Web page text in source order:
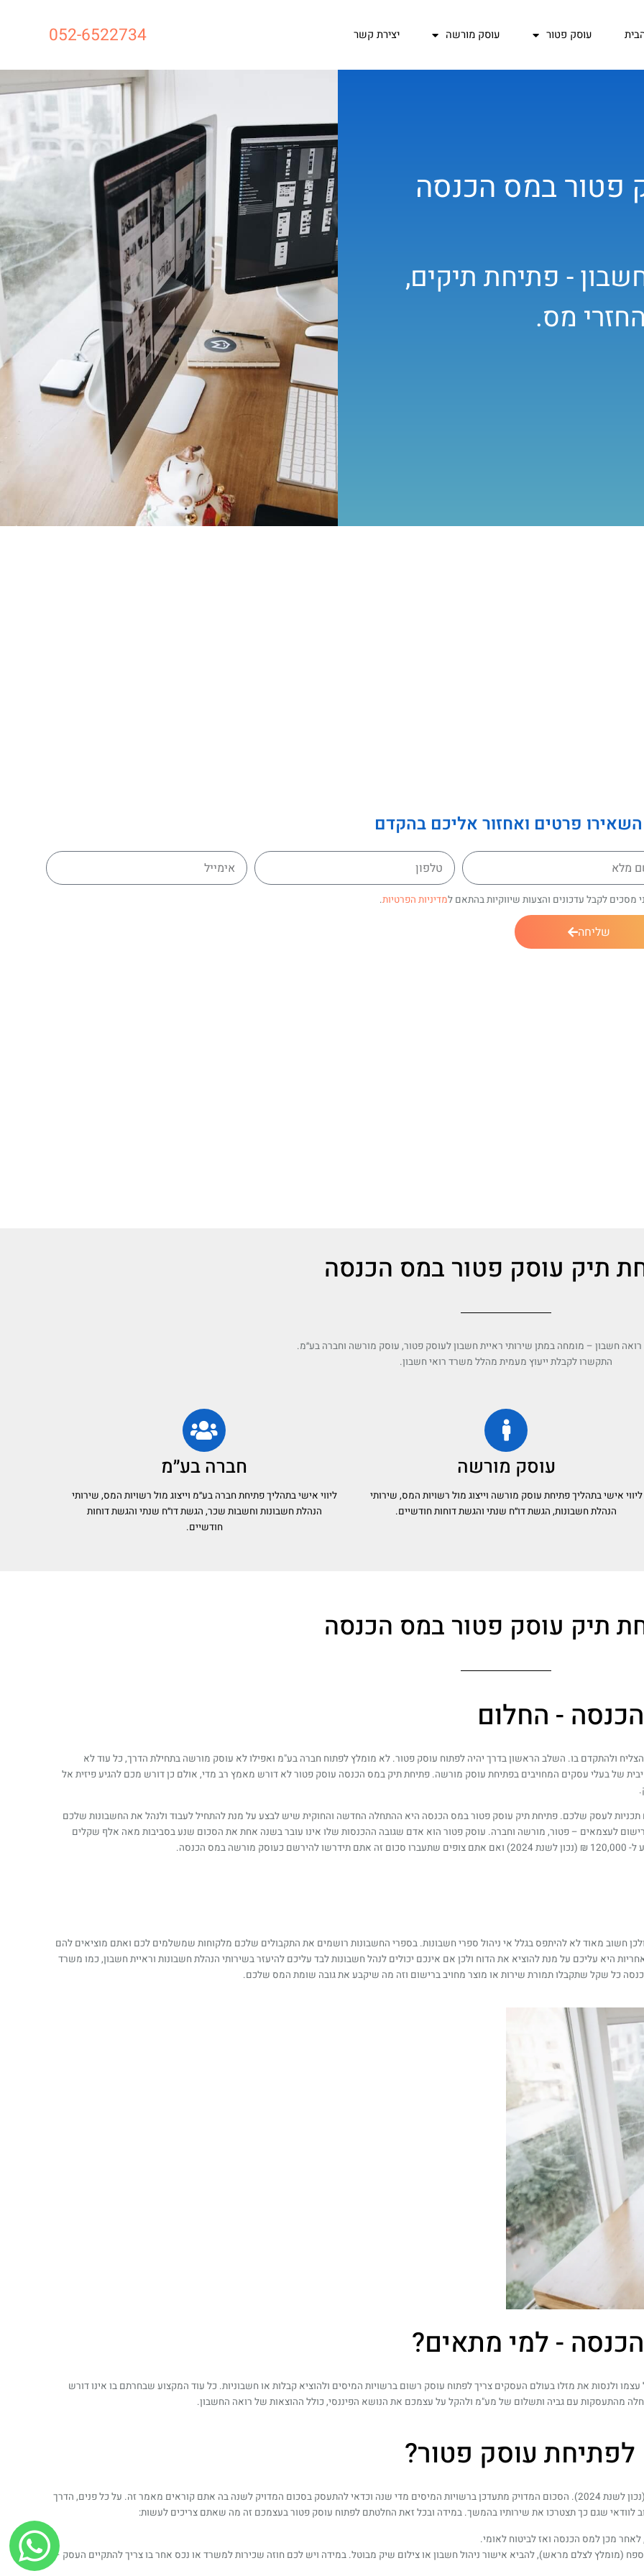
עוסק פטור עוסק מורשה יצירת קשר 052-6522734
פטור במס הכנסה
- פתיחת תיקים,
מס.
פרטים ואחזור אליכם בהקדם
מסכים לקבל עדכונים והצעות שיווקיות בהתאם למדיניות הפרטיות.
שליחה
תיק עוסק פטור במס הכנסה
חשבון – מומחה במתן שירותי ראיית חשבון לעוסק פטור, עוסק מורשה וחברה בע״מ.
התקשרו לקבלת ייעוץ מעמית מהלל משרד רואי חשבון.
עוסק מורשה
ליווי אישי בתהליך פתיחת עוסק מורשה וייצוג מול רשויות המס, שירותי
הנהלת חשבונות, הגשת דו״ח שנתי והגשת דוחות חודשיים.
חברה בע״מ
ליווי אישי בתהליך פתיחת חברה בע״מ וייצוג מול רשויות המס, שירותי
הנהלת חשבונות וחשבות שכר, הגשת דו״ח שנתי והגשת דוחות
חודשיים.
תיק עוסק פטור במס הכנסה
- החלום
ולהתקדם בו. השלב הראשון בדרך יהיה לפתוח עוסק פטור. לא מומלץ לפתוח חברה בע"מ ואפילו לא עוסק מורשה בתחילת הדרך, כל עוד לא
בעלי עסקים המחויבים בפתיחת עוסק מורשה. פתיחת תיק במס הכנסה עוסק פטור לא דורש מאמץ רב מדי, אולם כן דורש מכם להגיע פיזית אל
לעסק שלכם. פתיחת תיק עוסק פטור במס הכנסה היא ההתחלה החדשה והחוקית שיש לבצע על מנת להתחיל לעבוד ולנהל את החשבונות שלכם
לעצמאים – פטור, מורשה וחברה. עוסק פטור הוא אדם שגובה ההכנסות שלו אינו עובר בשנה אחת את הסכום שנע בסביבות מאה אלף שקלים
הכנסה.
חשוב מאוד לא להיתפס בגלל אי ניהול ספרי חשבונות. בספרי החשבונות רושמים את התקבולים שלכם מלקוחות שמשלמים לכם ואתם מוציאים להם
היא עליכם על מנת להוציא את הדוח ולכן אם אינכם יכולים לנהל חשבונות לבד עליכם להיעזר בשירותי הנהלת חשבונות וראיית חשבון, כמו משרד
כל שקל שתקבלו תמורת שירות או מוצר מחויב ברישום וזה מה שיקבע את גובה שומת המס שלכם.
- למי מתאים?
ולנסות את מזלו בעולם העסקים צריך לפתוח עוסק רשום ברשויות המיסים ולהוציא קבלות או חשבוניות. כל עוד המקצוע שבחרתם בו אינו דורש
מהתעסקות עם גביה ותשלום של מע"מ ולהקל על עצמכם את הנושא הפיננסי, כולל ההוצאות של רואה החשבון.
לפתיחת עוסק פטור?
התשובה היא כן. ניתן להיות עוסקים פטורים עד הכנסה שנתית בגובה 120,000 ₪ (נכון לשנת 2024). הסכום המדויק מתעדכן ברשויות המיסים מדי שנה וכדאי להתעסק בסכום המדויק לשנה בה אתם קוראים מאמר זה. על כל פנים, הדרך
לוודאי שגם כך תצטרכו את שירותיו בהמשך. במידה ובכל זאת החלטתם לפתוח עוסק פטור בעצמכם זה מה שאתם צריכים לעשות:
מכן למס הכנסה ואז לביטוח לאומי.
לצלם תעודת זהות וספח (מומלץ לצלם מראש), להביא אישור ניהול חשבון או צילום שיק מבוטל. במידה ויש לכם חוזה שכירות למשרד או נכס אחר בו צריך להתקיים העסק –